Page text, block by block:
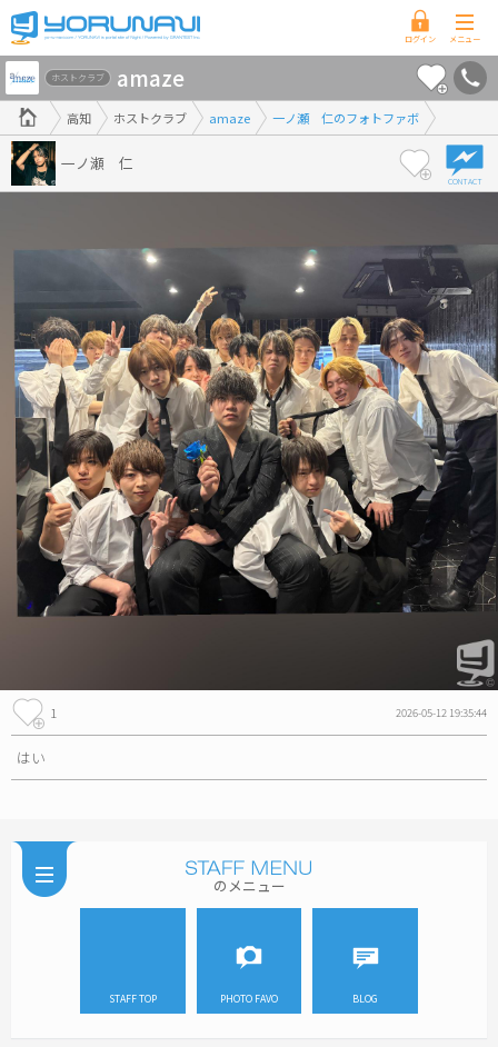
高
知
県
版
高知 ホストクラブ amaze 一ノ瀬 仁のフォトファボ
ホストクラブ amaze
一ノ瀬 仁
1 2026-05-12 19:35:44
はい
のメニュー
STAFF TOP PHOTO FAVO BLOG